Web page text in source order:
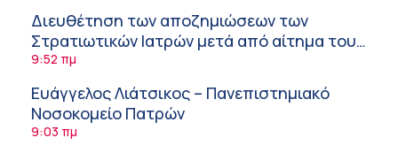
Διευθέτηση των αποζημιώσεων των
Στρατιωτικών Ιατρών μετά από αίτημα του
ΙΣΑ
9:52 πμ
Ευάγγελος Λιάτσικος – Πανεπιστημιακό
Νοσοκομείο Πατρών
9:03 πμ